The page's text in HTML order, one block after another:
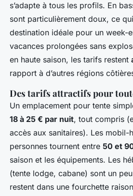
s’adapte à tous les profils. En
sont particulièrement doux, ce
destination idéale pour un week-
vacances prolongées sans
en haute saison, les tarifs restent
rapport à d’autres régions
Des tarifs attractifs pour
Un emplacement pour tente
18 à 25 € par nuit, tout compris
accès aux sanitaires). Les mobil-
personnes tournent entre 50 et
saison et les équipements. Les
(tente lodge, cabane) sont un
restent dans une fourchette